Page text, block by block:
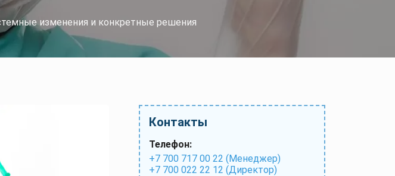
изменения и конкретные решения
Контакты
Телефон:
+7 700 717 00 22 (Менеджер)
+7 700 022 22 12 (Директор)